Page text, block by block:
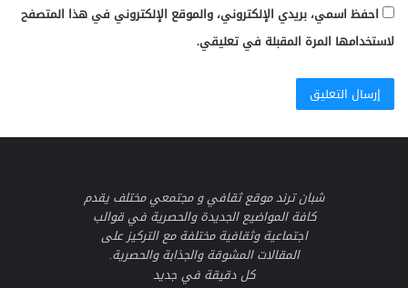
احفظ اسمي، بريدي الإلكتروني، والموقع الإلكتروني في هذا المتصفح
لاستخدامها المرة المقبلة في تعليقي.
شبان ترند موقع ثقافي و مجتمعي مختلف يقدم
كافة المواضيع الجديدة والحصرية في قوالب
اجتماعية وثقافية مختلفة مع التركيز على
المقالات المشوقة والجذابة والحصرية.
كل دقيقة في جديد